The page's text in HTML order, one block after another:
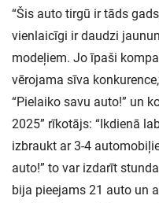
“Šis auto tirgū ir tāds
vienlaicīgi ir daudzi
modeļiem. Jo īpaši
vērojama sīva
“Pielaiko savu auto!” un
2025” rīkotājs: “Ikdienā
izbraukt ar 3-4
auto!” to var izdarīt
bija pieejams 21 auto un